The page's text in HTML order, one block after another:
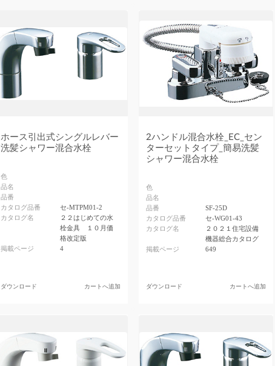
ホース引出式シングルレバー
洗髪シャワー混合水栓
色
品名
品番
カタログ品番
セ-MTPM01-2
カタログ名
２２はじめての水
栓金具 １０月価
格改定版
掲載ページ
4
ダウンロード カートへ追加
2ハンドル混合水栓_EC_セン
ターセットタイプ_簡易洗髪
シャワー混合水栓
色
品名
品番
SF-25D
カタログ品番
セ-WG01-43
カタログ名
２０２１住宅設備
機器総合カタログ
掲載ページ
649
ダウンロード カートへ追加